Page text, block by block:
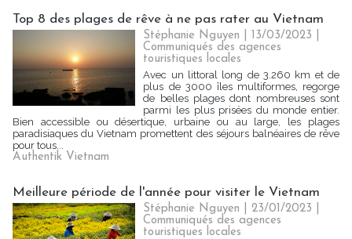
Top 8 des plages de rêve à ne pas rater au Vietnam
Stéphanie Nguyen | 13/03/2023
Communiqués des agences
touristiques locales
Avec un littoral long de 3.260 km et de
plus de 3000 îles multiformes, regorge
de belles plages dont nombreuses sont
parmi les plus prisées du monde entier.
Bien accessible ou désertique, urbaine ou au large, les plages
paradisiaques du Vietnam promettent des séjours balnéaires de rêve
pour tous...
Authentik Vietnam
Meilleure période de l'année pour visiter le Vietnam
Stéphanie Nguyen | 23/01/2023
Communiqués des agences
touristiques locales